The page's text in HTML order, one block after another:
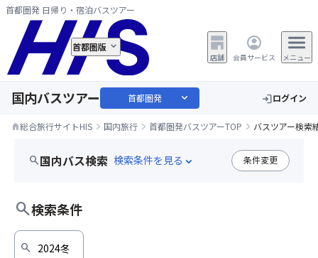
首都圏発 日帰り・宿泊バスツアー
首都圏版
店舗 会員サービス メニュー
国内バスツアー 首都圏発 expand_more loginログイン
home総合旅行サイトHIS 国内旅行 首都圏発バスツアーTOP バスツアー検索
search国内バス検索 expand_more 条件変更
search検索条件
search